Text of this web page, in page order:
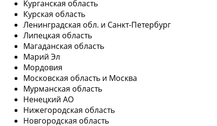
Курганская область
Курская область
Ленинградская обл. и Санкт-Петербург
Липецкая область
Магаданская область
Марий Эл
Мордовия
Московская область и Москва
Мурманская область
Ненецкий АО
Нижегородская область
Новгородская область